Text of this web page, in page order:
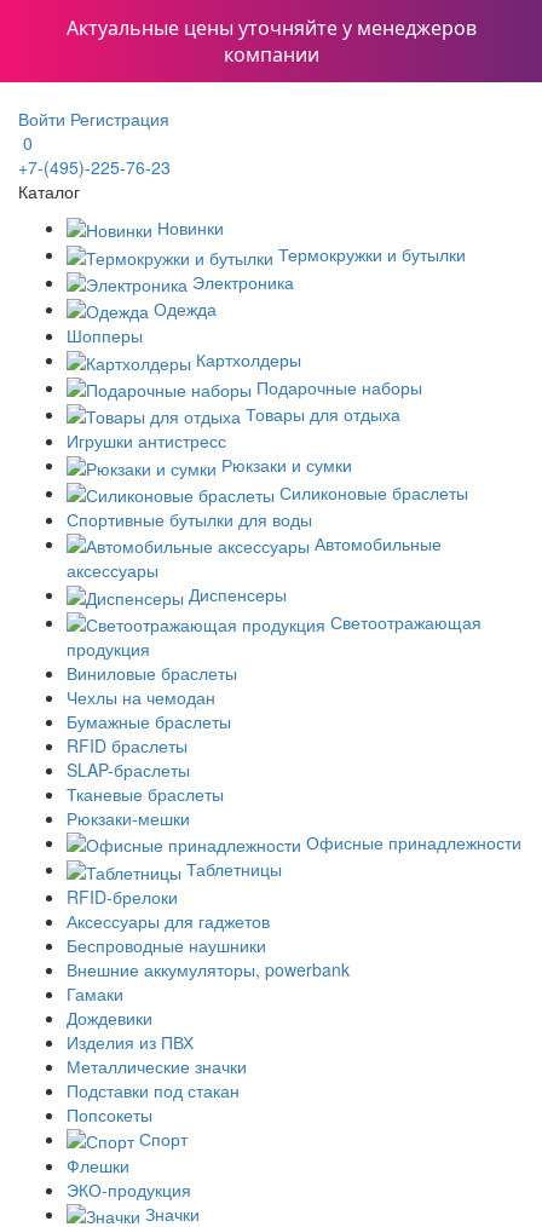
Актуальные цены уточняйте у менеджеров
компании
Войти Регистрация
0
+7-(495)-225-76-23
Каталог
Новинки
Термокружки и бутылки
Электроника
Одежда
Шопперы
Картхолдеры
Подарочные наборы
Товары для отдыха
Игрушки антистресс
Рюкзаки и сумки
Силиконовые браслеты
Спортивные бутылки для воды
Автомобильные
аксессуары
Диспенсеры
Светоотражающая
продукция
Виниловые браслеты
Чехлы на чемодан
Бумажные браслеты
RFID браслеты
SLAP-браслеты
Тканевые браслеты
Рюкзаки-мешки
Офисные принадлежности
Таблетницы
RFID-брелоки
Аксессуары для гаджетов
Беспроводные наушники
Внешние аккумуляторы, powerbank
Гамаки
Дождевики
Изделия из ПВХ
Металлические значки
Подставки под стакан
Попсокеты
Спорт
Флешки
ЭКО-продукция
Значки